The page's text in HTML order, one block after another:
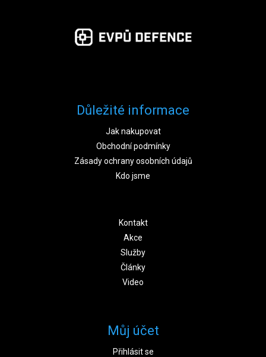
Důležité informace
Jak nakupovat
Obchodní podmínky
Zásady ochrany osobních údajů
Kdo jsme
Kontakt
Akce
Služby
Články
Video
Můj účet
Přihlásit se